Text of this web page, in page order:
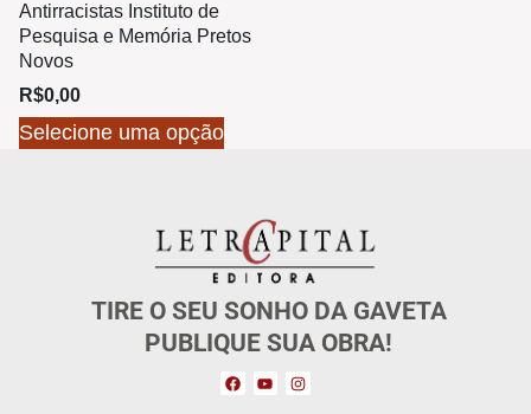
Antirracistas Instituto de
Pesquisa e Memória Pretos
Novos
R$0,00
Selecione uma opção
TIRE O SEU SONHO DA GAVETA
PUBLIQUE SUA OBRA!